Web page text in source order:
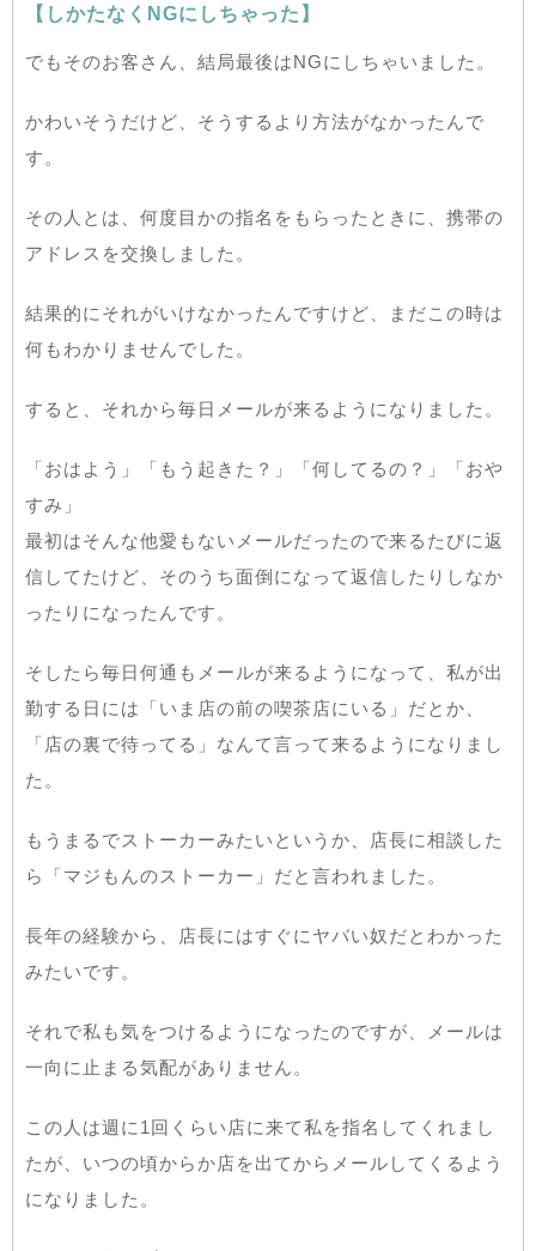
【しかたなくNGにしちゃった】
でもそのお客さん、結局最後はNGにしちゃいました。
かわいそうだけど、そうするより方法がなかったんで
す。
その人とは、何度目かの指名をもらったときに、携帯の
アドレスを交換しました。
結果的にそれがいけなかったんですけど、まだこの時は
何もわかりませんでした。
すると、それから毎日メールが来るようになりました。
「おはよう」「もう起きた？」「何してるの？」「おや
すみ」
最初はそんな他愛もないメールだったので来るたびに返
信してたけど、そのうち面倒になって返信したりしなか
ったりになったんです。
そしたら毎日何通もメールが来るようになって、私が出
勤する日には「いま店の前の喫茶店にいる」だとか、
「店の裏で待ってる」なんて言って来るようになりまし
た。
もうまるでストーカーみたいというか、店長に相談した
ら「マジもんのストーカー」だと言われました。
長年の経験から、店長にはすぐにヤバい奴だとわかった
みたいです。
それで私も気をつけるようになったのですが、メールは
一向に止まる気配がありません。
この人は週に1回くらい店に来て私を指名してくれまし
たが、いつの頃からか店を出てからメールしてくるよう
になりました。